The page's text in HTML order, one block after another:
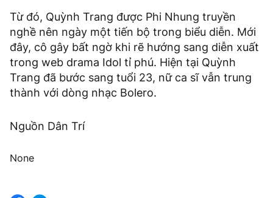
Từ đó, Quỳnh Trang được Phi Nhung truyền
nghề nên ngày một tiến bộ trong biểu diễn. Mới
đây, cô gây bất ngờ khi rẽ hướng sang diễn xuất
trong web drama Idol tỉ phú. Hiện tại Quỳnh
Trang đã bước sang tuổi 23, nữ ca sĩ vẫn trung
thành với dòng nhạc Bolero.
Nguồn Dân Trí
None